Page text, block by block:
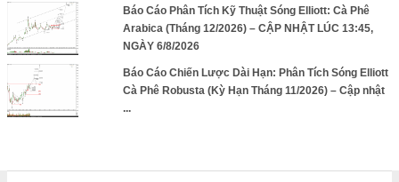
Báo Cáo Phân Tích Kỹ Thuật Sóng Elliott: Cà Phê
Arabica (Tháng 12/2026) – CẬP NHẬT LÚC 13:45,
NGÀY 6/8/2026
Báo Cáo Chiến Lược Dài Hạn: Phân Tích Sóng Elliott
Cà Phê Robusta (Kỳ Hạn Tháng 11/2026) – Cập nhật
...